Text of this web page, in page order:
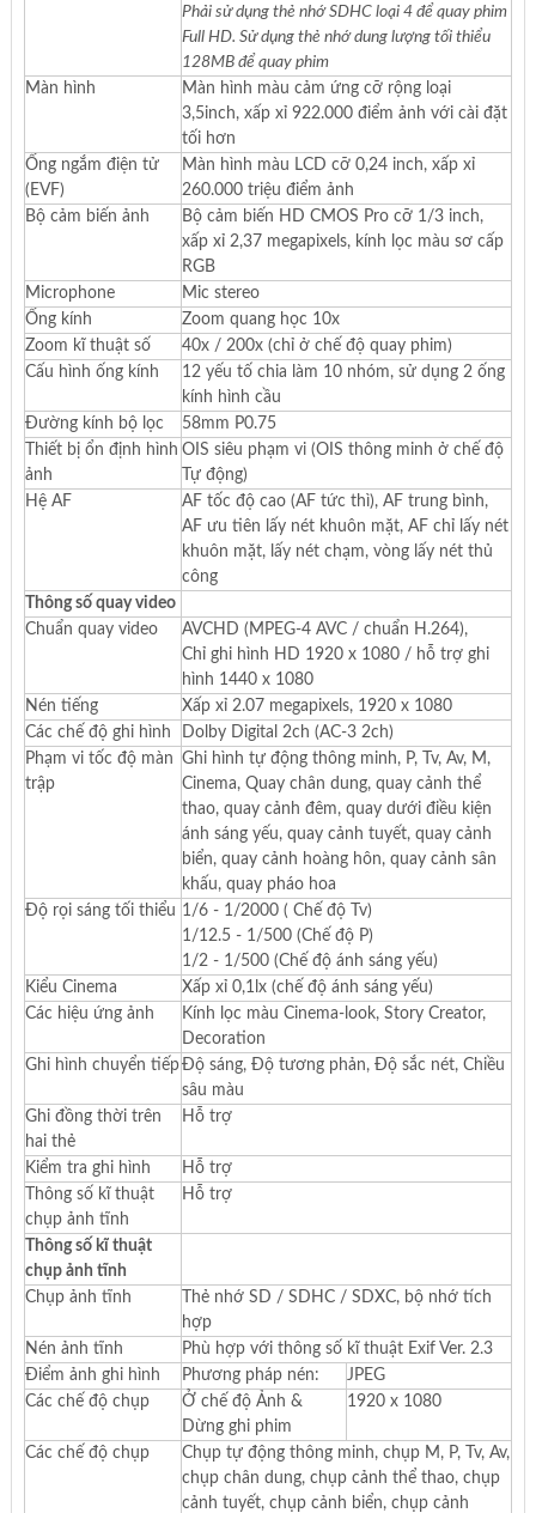
Phải sử dụng thẻ nhớ SDHC loại 4 để quay phim
Full HD. Sử dụng thẻ nhớ dung lượng tối thiểu
128MB để quay phim
Màn hình
Màn hình màu cảm ứng cỡ rộng loại
3,5inch, xấp xỉ 922.000 điểm ảnh với cài đặt
tối hơn
Ống ngắm điện tử
(EVF)
Màn hình màu LCD cỡ 0,24 inch, xấp xỉ
260.000 triệu điểm ảnh
Bộ cảm biến ảnh
Bộ cảm biến HD CMOS Pro cỡ 1/3 inch,
xấp xỉ 2,37 megapixels, kính lọc màu sơ cấp
RGB
Microphone
Mic stereo
Ống kính
Zoom quang học 10x
Zoom kĩ thuật số
40x / 200x (chỉ ở chế độ quay phim)
Cấu hình ống kính
12 yếu tố chia làm 10 nhóm, sử dụng 2 ống
kính hình cầu
Đường kính bộ lọc
58mm P0.75
Thiết bị ổn định hình
ảnh
OIS siêu phạm vi (OIS thông minh ở chế độ
Tự động)
Hệ AF
AF tốc độ cao (AF tức thì), AF trung bình,
AF ưu tiên lấy nét khuôn mặt, AF chỉ lấy nét
khuôn mặt, lấy nét chạm, vòng lấy nét thủ
công
Thông số quay video
Chuẩn quay video
AVCHD (MPEG-4 AVC / chuẩn H.264),
Chỉ ghi hình HD 1920 x 1080 / hỗ trợ ghi
hình 1440 x 1080
Nén tiếng
Xấp xỉ 2.07 megapixels, 1920 x 1080
Các chế độ ghi hình
Dolby Digital 2ch (AC-3 2ch)
Phạm vi tốc độ màn
trập
Ghi hình tự động thông minh, P, Tv, Av, M,
Cinema, Quay chân dung, quay cảnh thể
thao, quay cảnh đêm, quay dưới điều kiện
ánh sáng yếu, quay cảnh tuyết, quay cảnh
biển, quay cảnh hoàng hôn, quay cảnh sân
khấu, quay pháo hoa
Độ rọi sáng tối thiểu 1/6 - 1/2000 ( Chế độ Tv)
1/12.5 - 1/500 (Chế độ P)
1/2 - 1/500 (Chế độ ánh sáng yếu)
Kiểu Cinema
Xấp xỉ 0,1lx (chế độ ánh sáng yếu)
Các hiệu ứng ảnh
Kính lọc màu Cinema-look, Story Creator,
Decoration
Ghi hình chuyển tiếpĐộ sáng, Độ tương phản, Độ sắc nét, Chiều
sâu màu
Ghi đồng thời trên
hai thẻ
Hỗ trợ
Kiểm tra ghi hình
Hỗ trợ
Thông số kĩ thuật
chụp ảnh tĩnh
Hỗ trợ
Thông số kĩ thuật
chụp ảnh tĩnh
Chụp ảnh tĩnh
Thẻ nhớ SD / SDHC / SDXC, bộ nhớ tích
hợp
Nén ảnh tĩnh
Phù hợp với thông số kĩ thuật Exif Ver. 2.3
Điểm ảnh ghi hình
Phương pháp nén:
JPEG
Các chế độ chụp
Ở chế độ Ảnh &
Dừng ghi phim
1920 x 1080
Các chế độ chụp
Chụp tự động thông minh, chụp M, P, Tv, Av,
chụp chân dung, chụp cảnh thể thao, chụp
cảnh tuyết, chụp cảnh biển, chụp cảnh